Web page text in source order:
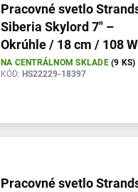
Pracovné svetlo
Siberia Skylord 7" –
Okrúhle / 18 cm / 108
Ref. 25 – 2 kusy,
kompletná sada
NA CENTRÁLNOM SKLADE(9 KS)
KÓD: HS22229-18397
Pracovné svetlo